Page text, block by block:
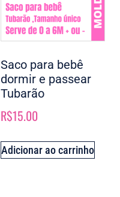
Saco para bebê
dormir e passear
Tubarão
R$15.00
Adicionar ao carrinho